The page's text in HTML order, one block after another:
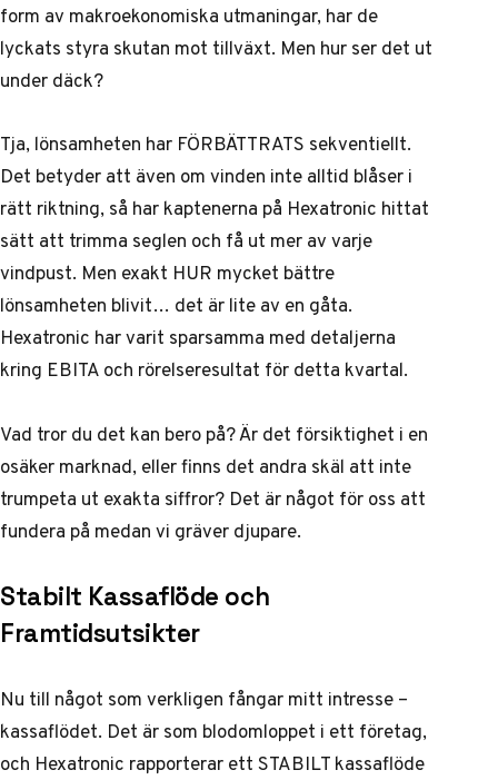
form av makroekonomiska utmaningar, har de
lyckats styra skutan mot tillväxt. Men hur ser det ut
under däck?
Tja, lönsamheten har FÖRBÄTTRATS sekventiellt.
Det betyder att även om vinden inte alltid blåser i
rätt riktning, så har kaptenerna på Hexatronic hittat
sätt att trimma seglen och få ut mer av varje
vindpust. Men exakt HUR mycket bättre
lönsamheten blivit… det är lite av en gåta.
Hexatronic har varit sparsamma med detaljerna
kring EBITA och rörelseresultat för detta kvartal.
Vad tror du det kan bero på? Är det försiktighet i en
osäker marknad, eller finns det andra skäl att inte
trumpeta ut exakta siffror? Det är något för oss att
fundera på medan vi gräver djupare.
Stabilt Kassaflöde och
Framtidsutsikter
Nu till något som verkligen fångar mitt intresse –
kassaflödet. Det är som blodomloppet i ett företag,
och Hexatronic rapporterar ett STABILT kassaflöde